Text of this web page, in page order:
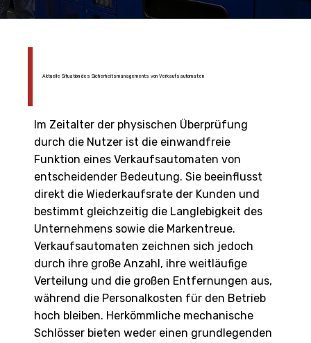
Aktuelle Situation des Sicherheitsmanagements von Verkaufsautomaten
Im Zeitalter der physischen Überprüfung
durch die Nutzer ist die einwandfreie
Funktion eines Verkaufsautomaten von
entscheidender Bedeutung. Sie beeinflusst
direkt die Wiederkaufsrate der Kunden und
bestimmt gleichzeitig die Langlebigkeit des
Unternehmens sowie die Markentreue.
Verkaufsautomaten zeichnen sich jedoch
durch ihre große Anzahl, ihre weitläufige
Verteilung und die großen Entfernungen aus,
während die Personalkosten für den Betrieb
hoch bleiben. Herkömmliche mechanische
Schlösser bieten weder einen grundlegenden